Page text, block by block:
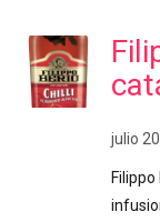
julio